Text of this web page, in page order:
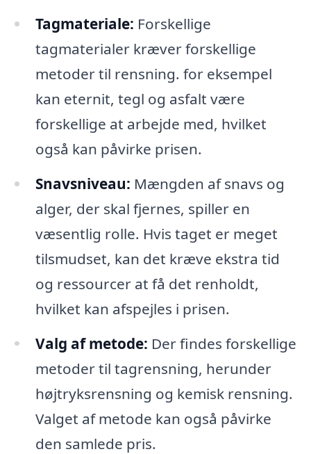
Tagmateriale: Forskellige
tagmaterialer kræver forskellige
metoder til rensning. for eksempel
kan eternit, tegl og asfalt være
forskellige at arbejde med, hvilket
også kan påvirke prisen.
Snavsniveau: Mængden af snavs og
alger, der skal fjernes, spiller en
væsentlig rolle. Hvis taget er meget
tilsmudset, kan det kræve ekstra tid
og ressourcer at få det renholdt,
hvilket kan afspejles i prisen.
Valg af metode: Der findes forskellige
metoder til tagrensning, herunder
højtryksrensning og kemisk rensning.
Valget af metode kan også påvirke
den samlede pris.